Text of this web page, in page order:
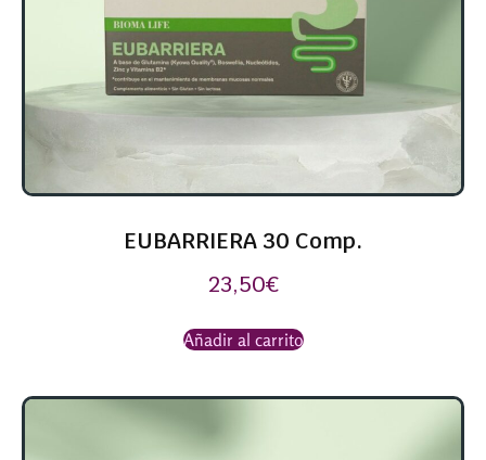
EUBARRIERA 30 Comp.
23,50€
Añadir al carrito